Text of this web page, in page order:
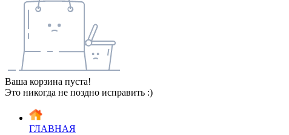
Ваша корзина пуста!
Это никогда не поздно исправить :)
ГЛАВНАЯ